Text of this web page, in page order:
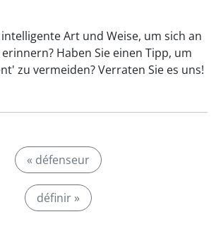
Art und Weise, um sich an
erinnern? Haben Sie einen Tipp, um
zu vermeiden? Verraten Sie es uns!
« défenseur
définir »